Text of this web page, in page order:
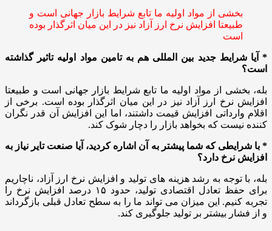
بخشی از مواد اولیه ما تابع شرایط بازار جهانی است و
طبیعتا افزایش نرخ ارز آزاد نیز در این میان اثرگذار بوده
است
* آیا شرایط جدید بین‌ المللی هم به تامین مواد اولیه تاثیر گذاشته
است؟
بله، بخشی از مواد اولیه ما تابع شرایط بازار جهانی است و طبیعتا
افزایش نرخ ارز آزاد نیز در این میان اثرگذار بوده است. برخی از
اقلام وارداتی افزایش قیمت داشتند، اما این افزایش آن‌ قدر نگران‌
کننده نیست که بخواهد بازار را دچار شوک کند.
* با شرایطی که شما پیشتر به آن اشاره کردید، آیا صنعت تایر نیاز به
افزایش نرخ دارد؟
بله، با توجه به رشد هزینه‌ های تولید و افزایش نرخ ارز آزاد، ناچاریم
برای حفظ تعادل اقتصادی تولید، حدود ۱۵ درصد افزایش نرخ را
تجربه کنیم. این میزان می‌ تواند ما را به سطح تعادل قبلی بازگرداند
و از فشار بیشتر بر تولید جلوگیری کند.